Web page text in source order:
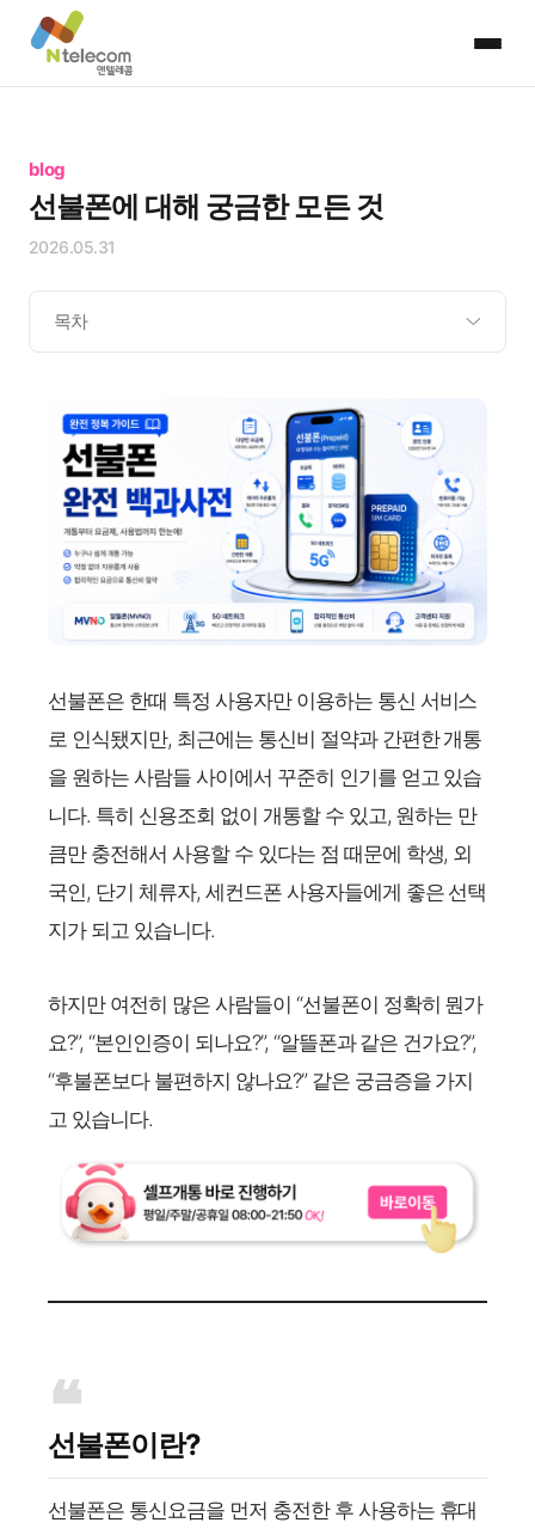
blog
선불폰에 대해 궁금한 모든 것
2026.05.31
목차
선불폰은 한때 특정 사용자만 이용하는 통신 서비스
로 인식됐지만, 최근에는 통신비 절약과 간편한 개통
을 원하는 사람들 사이에서 꾸준히 인기를 얻고 있습
니다. 특히 신용조회 없이 개통할 수 있고, 원하는 만
큼만 충전해서 사용할 수 있다는 점 때문에 학생, 외
국인, 단기 체류자, 세컨드폰 사용자들에게 좋은 선택
지가 되고 있습니다.
하지만 여전히 많은 사람들이 “선불폰이 정확히 뭔가
요?”, “본인인증이 되나요?”, “알뜰폰과 같은 건가요?”,
“후불폰보다 불편하지 않나요?” 같은 궁금증을 가지
고 있습니다.
선불폰이란?
선불폰은 통신요금을 먼저 충전한 후 사용하는 휴대